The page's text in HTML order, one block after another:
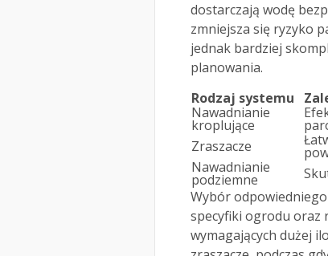
dostarczają wodę
zmniejsza się ryzyko
jednak bardziej
planowania.
Rodzaj systemu
Nawadnianie
kroplujące
Zraszacze
Nawadnianie
podziemne
Wybór
specyfiki ogrodu oraz
wymagających dużej